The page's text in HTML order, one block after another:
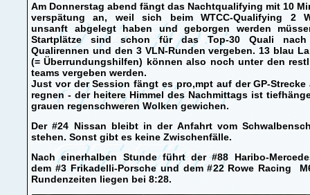
Am Donnerstag abend fängt das Nachtqualifying mit 10
verspätung an, weil sich beim WTCC-Qualifying 2
unsanft abgelegt haben und geborgen werden
Startplätze sind schon für das Top-30 Quali nach
Qualirennen und den 3 VLN-Runden vergeben. 13 blau
(= Überrundungshilfen) können also noch unter den
teams vergeben werden.
Just vor der Session fängt es pro,mpt auf der GP-Strecke
regnen - der heitere Himmel des Nachmittags ist
grauen regenschweren Wolken gewichen.
Der #24 Nissan bleibt in der Anfahrt vom
stehen. Sonst gibt es keine Zwischenfälle.
Nach einerhalben Stunde führt der #88 Haribo-
dem #3 Frikadelli-Porsche und dem #22 Rowe Racing
Rundenzeiten liegen bei 8:28.